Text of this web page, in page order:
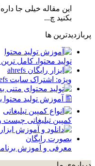
این مقاله خیلی جا
بکنید چ...
پربازدیدترین ها
توليد محتوا، کامل ترین
ویژه: اشتراک سایت ahrefs رایگان شد
🖺 آموزش تولید محتوا
کمپین تبلیغاتی چیست
معرفی و آموزش